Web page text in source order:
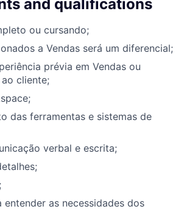
and qualifications
ou cursando;
a Vendas será um diferencial;
prévia em Vendas ou
cliente;
das ferramentas e sistemas de
verbal e escrita;
entender as necessidades dos